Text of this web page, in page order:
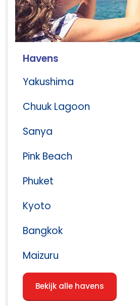
Havens
Yakushima
Chuuk Lagoon
Sanya
Pink Beach
Phuket
Kyoto
Bangkok
Maizuru
Bekijk alle havens